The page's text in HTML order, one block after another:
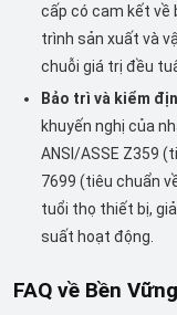
cấp có cam kết về
trình sản xuất và
chuỗi giá trị đều
Bảo trì và kiểm
khuyến nghị của
ANSI/ASSE Z359
7699 (tiêu chuẩn
tuổi thọ thiết bị,
suất hoạt động.
FAQ về Bền